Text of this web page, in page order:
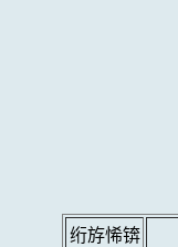
绗斿悕锛